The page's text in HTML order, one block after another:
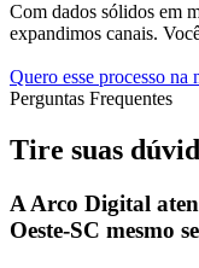
Com dados sólidos em
expandimos canais.
Quero esse processo na
Perguntas Frequentes
Tire suas
A Arco Digital
Oeste-SC mesmo